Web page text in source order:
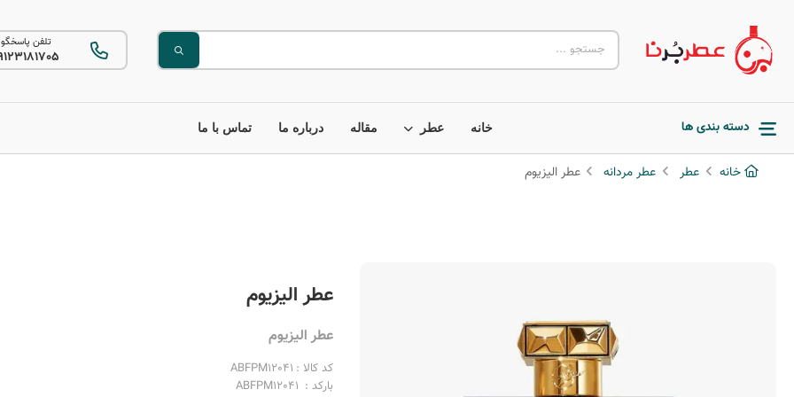
تلفن پاسخگو
دسته بندی ها خانه عطر مقاله درباره ما تماس با ما
خانه عطر عطر مردانه عطر الیزیوم
عطر الیزیوم
عطر الیزیوم
کد کالا : ABFPM12041
بارکد : ABFPM12041